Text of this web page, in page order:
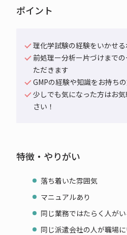
ポイント
理化学試験の経験をいかせ
前処理ー分析ー片づけまで
ただきます
GMPの経験や知識をお持ち
少しでも気になった方はお
さい！
特徴・やりがい
落ち着いた雰囲気
マニュアルあり
同じ業務ではたらく人がい
同じ派遣会社の人が職場